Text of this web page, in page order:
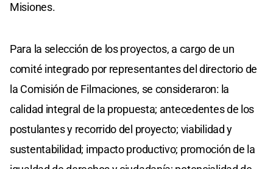
Misiones.
Para la selección de los proyectos, a cargo de un
comité integrado por representantes del directorio de
la Comisión de Filmaciones, se consideraron: la
calidad integral de la propuesta; antecedentes de los
postulantes y recorrido del proyecto; viabilidad y
sustentabilidad; impacto productivo; promoción de la